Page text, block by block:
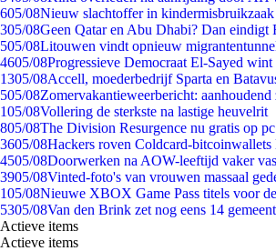
605/08Nieuw slachtoffer in
305/08Geen Qatar en Abu Dhabi? Dan
505/08Litouwen vindt opnieuw
4605/08Progressieve Democraat El-Sayed
1305/08Accell, moederbedrijf Sparta en
505/08Zomervakantieweerbericht: aanhoudend
105/08Vollering de sterkste na lastige heuvelrit
805/08The Division Resurgence nu gratis op pc
3605/08Hackers roven Coldcard-
4505/08Doorwerken na AOW-leeftijd vaker
3905/08Vinted-foto's van vrouwen massaal
105/08Nieuwe XBOX Game Pass titels voor
5305/08Van den Brink zet nog eens 14
Actieve items
Actieve items